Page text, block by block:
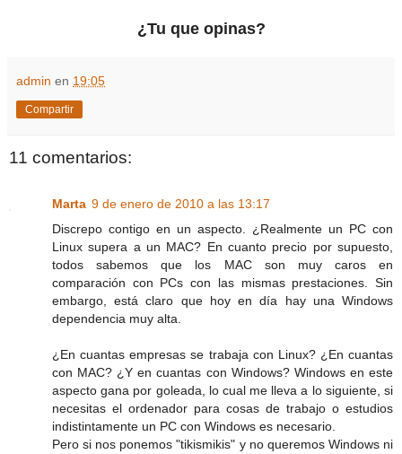
¿Tu que opinas?
admin en 19:05
Compartir
11 comentarios:
Marta 9 de enero de 2010 a las 13:17
Discrepo contigo en un aspecto. ¿Realmente un PC con
Linux supera a un MAC? En cuanto precio por supuesto,
todos sabemos que los MAC son muy caros en
comparación con PCs con las mismas prestaciones. Sin
embargo, está claro que hoy en día hay una Windows
dependencia muy alta.
¿En cuantas empresas se trabaja con Linux? ¿En cuantas
con MAC? ¿Y en cuantas con Windows? Windows en este
aspecto gana por goleada, lo cual me lleva a lo siguiente, si
necesitas el ordenador para cosas de trabajo o estudios
indistintamente un PC con Windows es necesario.
Pero si nos ponemos "tikismikis" y no queremos Windows ni